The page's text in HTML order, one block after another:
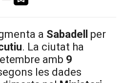
a Sabadell
per
. La ciutat ha
amb 9
les dades